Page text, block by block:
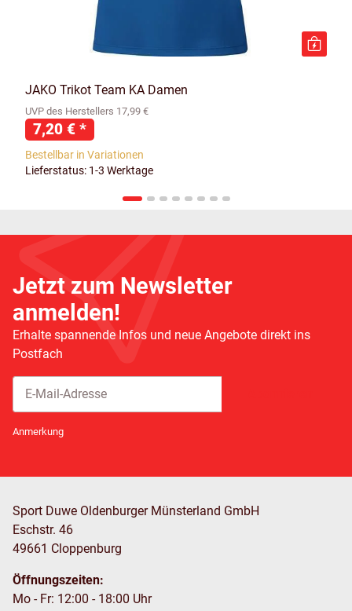
JAKO Trikot Team KA Damen
UVP des Herstellers 17,99 €
7,20 € *
Bestellbar in Variationen
Lieferstatus: 1-3 Werktage
Jetzt zum Newsletter
anmelden!
Erhalte spannende Infos und neue Angebote direkt ins
Postfach
Anmerkung
Sport Duwe Oldenburger Münsterland GmbH
Eschstr. 46
49661 Cloppenburg
Öffnungszeiten:
Mo - Fr: 12:00 - 18:00 Uhr